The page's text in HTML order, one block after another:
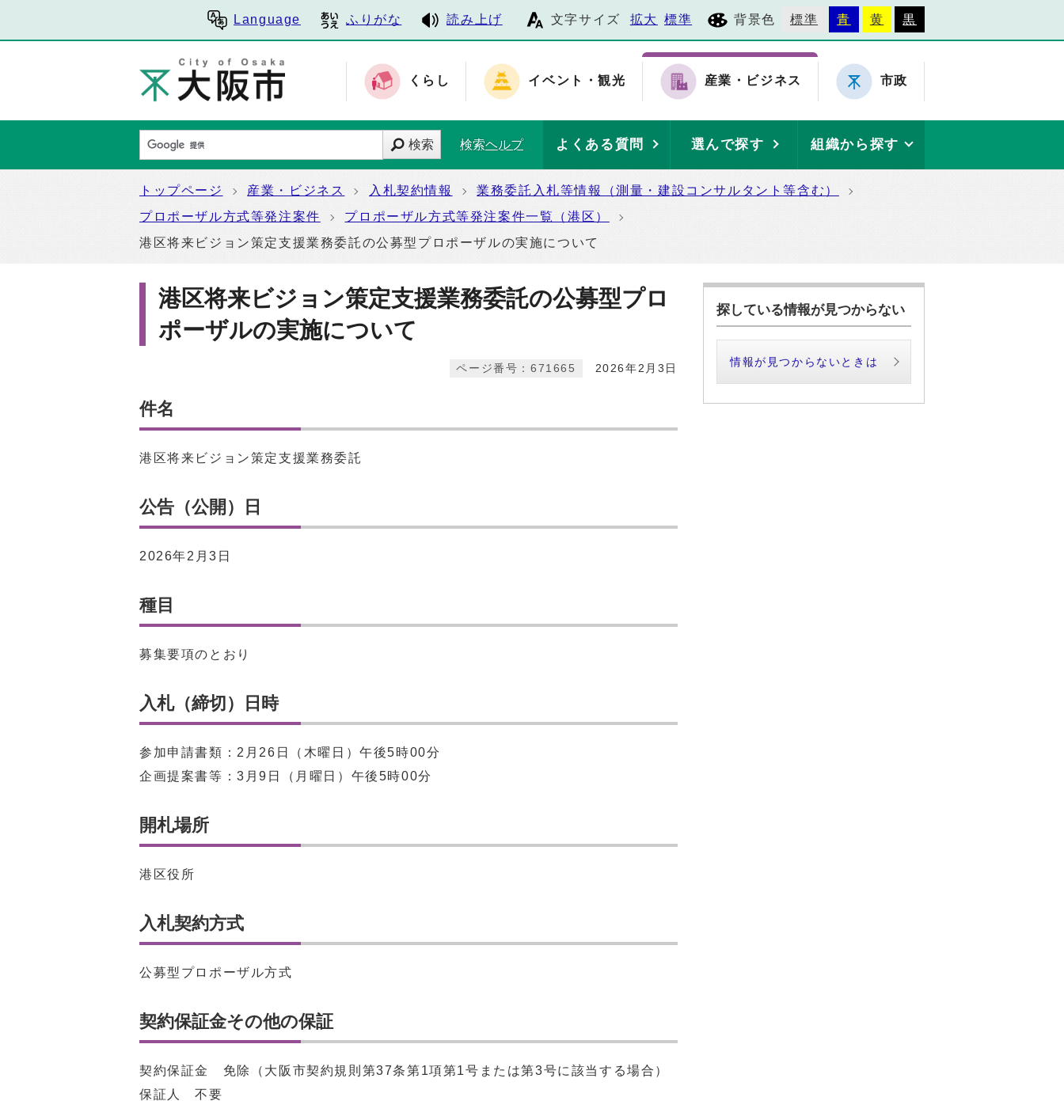
Language ふりがな 読み上げ 文字サイズ 拡大 標準 背景色 標準 青 黄 黒
くらし イベント・観光 産業・ビジネス 市政
検索 検索ヘルプ よくある質問 選んで探す 組織から探す
トップページ 産業・ビジネス 入札契約情報
業務委託入札等情報（測量・建設コンサルタント等含む）
プロポーザル方式等発注案件
プロポーザル方式等発注案件一覧（港区）
港区将来ビジョン策定支援業務委託の公募型プロポーザルの実施について
港区将来ビジョン策定支援業務委託の公募型プロ
ポーザルの実施について
2026年2月3日
ページ番号：671665
件名
港区将来ビジョン策定支援業務委託
公告（公開）日
2026年2月3日
種目
募集要項のとおり
入札（締切）日時
参加申請書類：2月26日（木曜日）午後5時00分
企画提案書等：3月9日（月曜日）午後5時00分
開札場所
港区役所
入札契約方式
公募型プロポーザル方式
契約保証金その他の保証
契約保証金 免除（大阪市契約規則第37条第1項第1号または第3号に該当する場合）
保証人 不要
探している情報が見つからない
情報が見つからないときは